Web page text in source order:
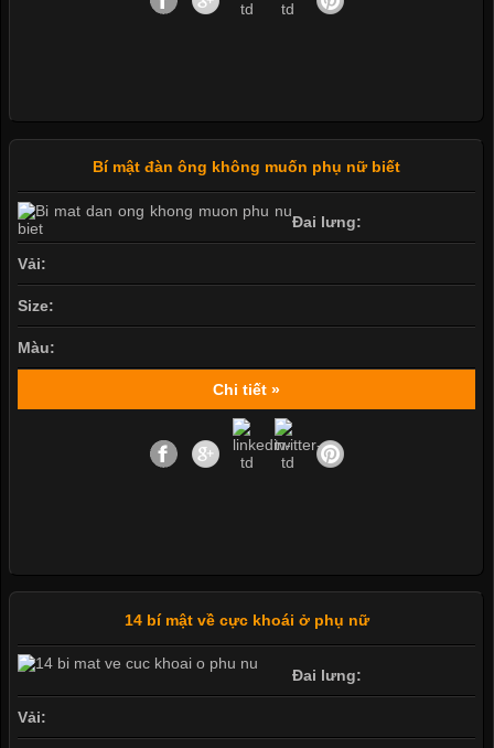
Bí mật đàn ông không muốn phụ nữ biết
Đai lưng:
Vải:
Size:
Màu:
Chi tiết »
14 bí mật về cực khoái ở phụ nữ
Đai lưng:
Vải: